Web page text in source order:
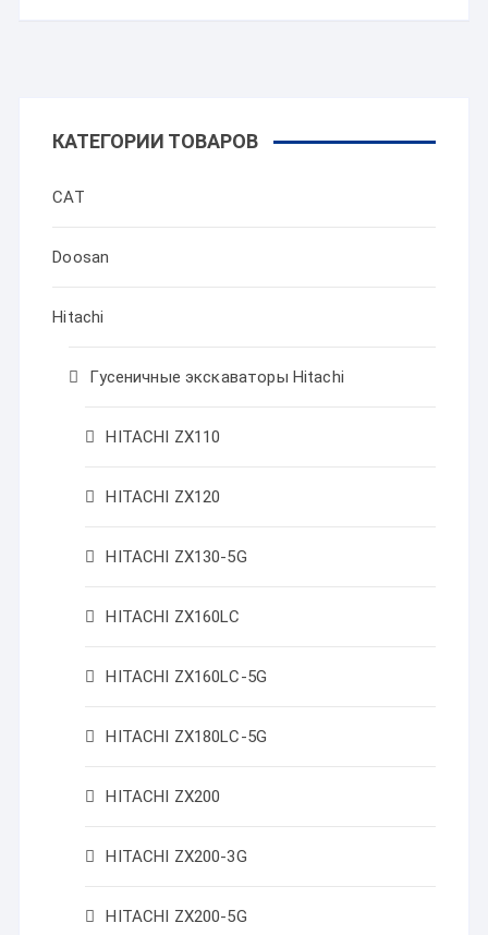
КАТЕГОРИИ ТОВАРОВ
CAT
Doosan
Hitachi
Гусеничные экскаваторы Hitachi
HITACHI ZX110
HITACHI ZX120
HITACHI ZX130-5G
HITACHI ZX160LC
HITACHI ZX160LC-5G
HITACHI ZX180LC-5G
HITACHI ZX200
HITACHI ZX200-3G
HITACHI ZX200-5G